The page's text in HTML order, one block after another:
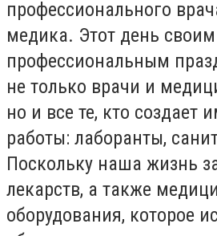
профессионального
медика. Этот день своим
профессиональным
не только врачи и
но и все те, кто создает
работы: лаборанты,
Поскольку наша жизнь
лекарств, а также
оборудования, которое